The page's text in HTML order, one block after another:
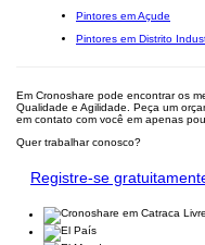
Pintores em Açude
Pintores em Distrito
Em Cronoshare pode encontrar os
Qualidade e Agilidade. Peça um
em contato com você em apenas
Quer trabalhar conosco?
Registre-se